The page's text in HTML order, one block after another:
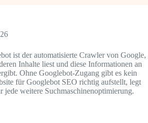
ist der automatisierte Crawler von Google,
Inhalte liest und diese Informationen an
Ohne Googlebot-Zugang gibt es kein
für Googlebot SEO richtig aufstellt, legt
jede weitere Suchmaschinenoptimierung.